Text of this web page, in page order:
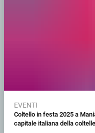
EVENTI
Coltello in festa 2025 a
capitale italiana della